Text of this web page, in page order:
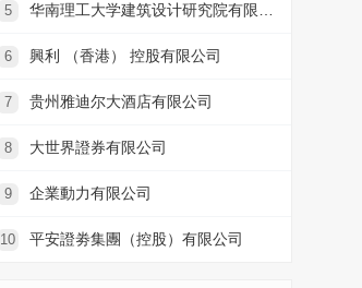
5
6 興利 （香港） 控股有限公司
7 贵州雅迪尔大酒店有限公司
8 大世界證券有限公司
9 企業動力有限公司
10 平安證劵集團（控股）有限公司